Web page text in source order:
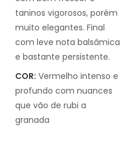
COR: Vermelho intenso e
profundo com nuances
que vão de rubi a
granada
taninos vigorosos, porém
muito elegantes. Final
com leve nota balsâmica
e bastante persistente.